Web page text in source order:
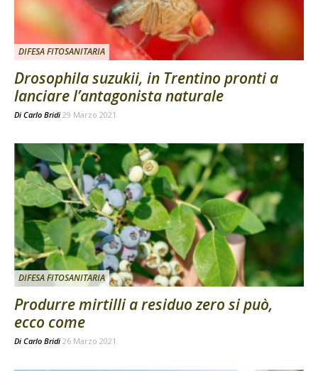
DIFESA FITOSANITARIA
Drosophila suzukii, in Trentino pronti a
lanciare l’antagonista naturale
Di Carlo Bridi 29 Marzo 2021
DIFESA FITOSANITARIA
Produrre mirtilli a residuo zero si può,
ecco come
Di Carlo Bridi 26 Marzo 2021